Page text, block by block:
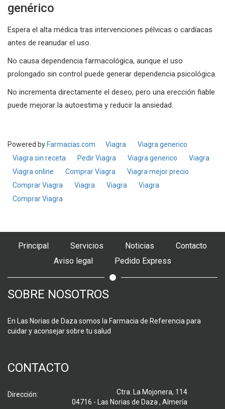
genérico
Espera el alta médica tras intervenciones pélvicas o cardíacas
antes de reanudar el uso.
No causa dependencia farmacológica, aunque el uso
prolongado sin control puede generar dependencia psicológica.
No incrementa directamente el deseo, pero una erección fiable
puede mejorar la autoestima y reducir la ansiedad.
Powered by Farmacias.com Viagra
Viagra generico
Viagra sin receta
Pedir Viagra Viagra generico
Viagra
Viagra online
Comprar Viagra
Viagra mejor precio
Comprar Viagra
Viagra Viagra
Viagra
Comprar Viagra
Principal Servicios Noticias
Contacto
Aviso legal
Pedido Express
SOBRE NOSOTROS
En Las Norias de Daza somos la Farmacia de Referencia para
cuidar y aconsejar sobre tu salud
CONTACTO
Dirección:
Ctra. La Mojonera, 114
04716 - Las Norias de Daza , Almería